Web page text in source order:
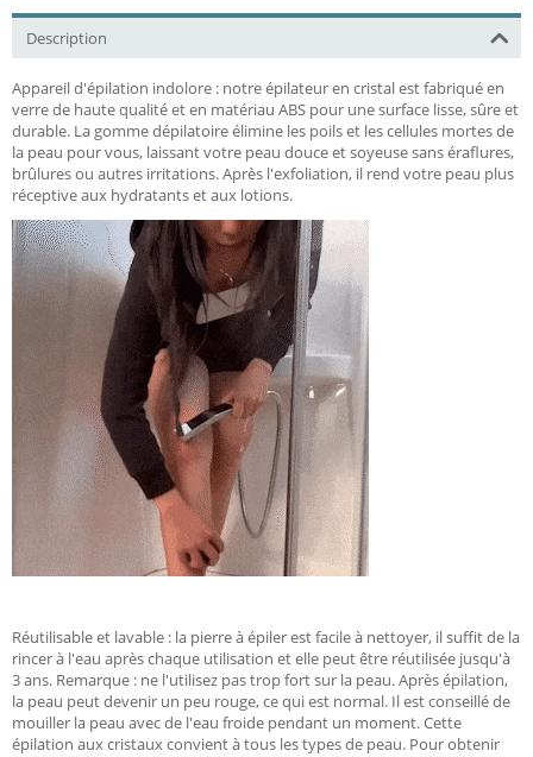
Description
Appareil d'épilation indolore : notre épilateur en cristal est fabriqué en
verre de haute qualité et en matériau ABS pour une surface lisse, sûre et
durable. La gomme dépilatoire élimine les poils et les cellules mortes de
la peau pour vous, laissant votre peau douce et soyeuse sans éraflures,
brûlures ou autres irritations. Après l'exfoliation, il rend votre peau plus
réceptive aux hydratants et aux lotions.
Réutilisable et lavable : la pierre à épiler est facile à nettoyer, il suffit de la
rincer à l'eau après chaque utilisation et elle peut être réutilisée jusqu'à
3 ans. Remarque : ne l'utilisez pas trop fort sur la peau. Après épilation,
la peau peut devenir un peu rouge, ce qui est normal. Il est conseillé de
mouiller la peau avec de l'eau froide pendant un moment. Cette
épilation aux cristaux convient à tous les types de peau. Pour obtenir